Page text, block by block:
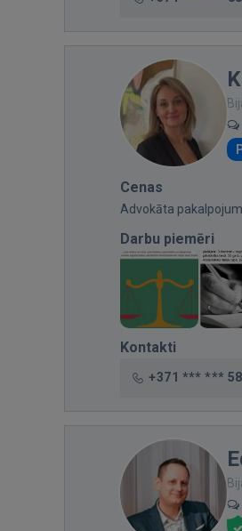
Cenas
Advokāta
Darbu piemēri
Kontakti
+371 *** *** 58